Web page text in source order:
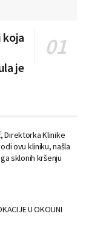
koja
je
Direktorka Klinike
ovu kliniku, našla
sklonih kršenju
U OKOLINI